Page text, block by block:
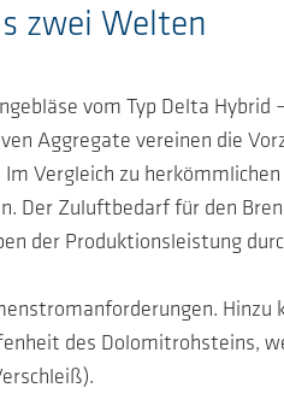
zwei Welten
vom Typ Delta
Aggregate vereinen die
Vergleich zu
Der Zuluftbedarf für den
der Produktionsleistung
des Dolomitrohsteins,